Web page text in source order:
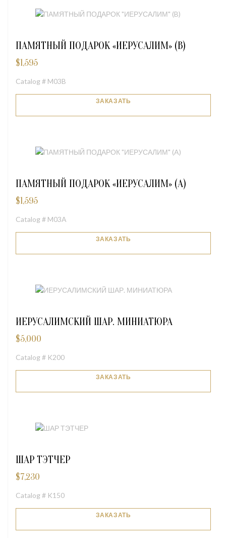
ПАМЯТНЫЙ ПОДАРОК «ИЕРУСАЛИМ» (B)
$1,595
Catalog # M03B
ЗАКАЗАТЬ
ПАМЯТНЫЙ ПОДАРОК «ИЕРУСАЛИМ» (A)
$1,595
Catalog # M03A
ЗАКАЗАТЬ
ИЕРУСАЛИМСКИЙ ШАР. МИНИАТЮРА
$5,000
Catalog # K200
ЗАКАЗАТЬ
ШАР ТЭТЧЕР
$7,230
Catalog # K150
ЗАКАЗАТЬ